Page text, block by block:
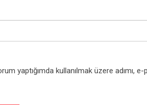
yaptığımda kullanılmak üzere adımı,